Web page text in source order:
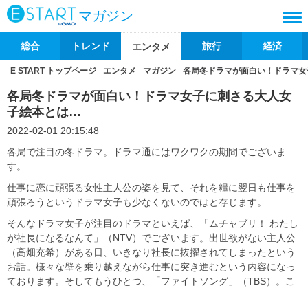
マガジン
総合 トレンド エンタメ 旅行 経済
E START トップページ エンタメ マガジン 各局冬ドラマが面白い！ドラマ
各局冬ドラマが面白い！ドラマ女子に刺さる大人女
子絵本とは…
2022-02-01 20:15:48
各局で注目の冬ドラマ。ドラマ通にはワクワクの期間でございま
す。
仕事に恋に頑張る女性主人公の姿を見て、それを糧に翌日も仕事を
頑張ろうというドラマ女子も少なくないのではと存じます。
そんなドラマ女子が注目のドラマといえば、「ムチャブリ！ わたし
が社長になるなんて」（NTV）でございます。出世欲がない主人公
（高畑充希）がある日、いきなり社長に抜擢されてしまったという
お話。様々な壁を乗り越えながら仕事に突き進むという内容になっ
ております。そしてもうひとつ、「ファイトソング」（TBS）。こ